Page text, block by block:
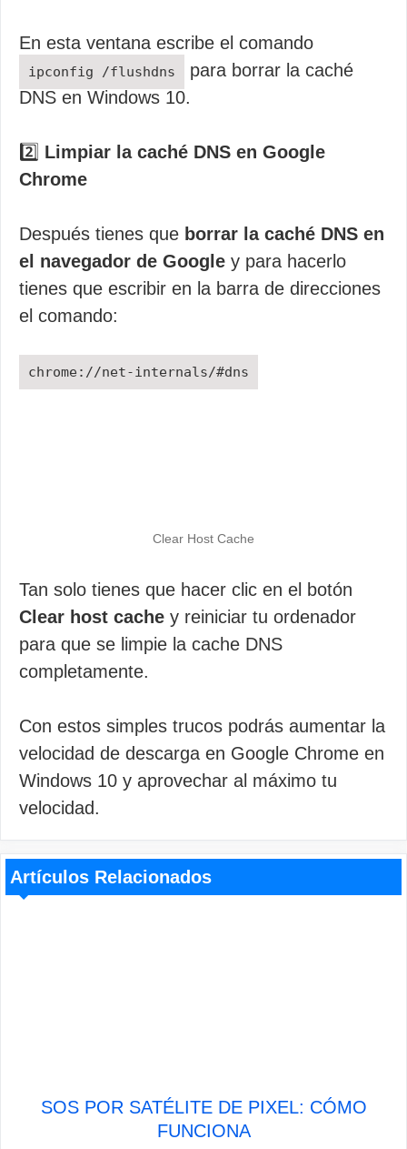
En esta ventana escribe el comando
ipconfig /flushdns
para borrar la caché
DNS en Windows 10.
2️⃣ Limpiar la caché DNS en Google
Chrome
Después tienes que borrar la caché DNS en
el navegador de Google y para hacerlo
tienes que escribir en la barra de direcciones
el comando:
chrome://net-internals/#dns
Clear Host Cache
Tan solo tienes que hacer clic en el botón
Clear host cache y reiniciar tu ordenador
para que se limpie la cache DNS
completamente.
Con estos simples trucos podrás aumentar la
velocidad de descarga en Google Chrome en
Windows 10 y aprovechar al máximo tu
velocidad.
Artículos Relacionados
SOS POR SATÉLITE DE PIXEL: CÓMO
FUNCIONA